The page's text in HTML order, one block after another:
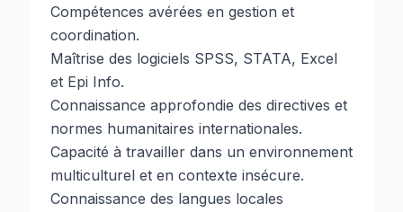
Compétences avérées en gestion et
coordination.
Maîtrise des logiciels SPSS, STATA, Excel
et Epi Info.
Connaissance approfondie des directives et
normes humanitaires internationales.
Capacité à travailler dans un environnement
multiculturel et en contexte insécure.
Connaissance des langues locales